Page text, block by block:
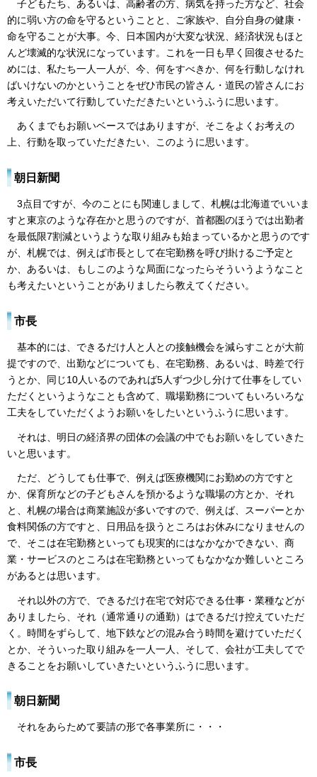
子どもたち、あるいは、高齢者の方、病気を持った方など、社会
的に弱い方の命を守るということと、ご家族や、自分自身の健康・
命を守ることが大事。今、日本国内が大変な状況、経済状況もほと
んど壊滅的な状況になっています。これを一日も早く回復させるた
めには、私たち一人一人が、今、何をすべきか、何を行動しなけれ
ばいけないのかということをぜひ市民の皆さん・道民の皆さんにお
考えいただいて行動していただきたいというふうに思います。
あくまでもお願いベースではありますが、そこをよくお考えの
上、行動を取っていただきたい、このように思います。
朝日新聞
3点目ですが、今のことにも関連しまして、札幌は北海道でいいま
すと東京のような存在かと思うのですが、首都圏のほうでは出勤者
を最低限7割減というような取り組みも始まっているかと思うのです
が、札幌では、例えば市長として在宅勤務を呼び掛けるご予定と
か、あるいは、もしこのような局面になったらそういうようなこと
も考えたいということがありましたら教えてください。
市長
基本的には、できるだけ人と人との接触機会を減らすことが大前
提ですので、出勤などについても、在宅勤務、あるいは、時差で行
うとか、同じ10人いるのであれば5人ずつ少し分けて仕事をしてい
ただくというようなことも含めて、職場勤務についてもいろいろな
工夫をしていただくようお願いをしたいというふうに思います。
それは、明日の経済界の団体の会議の中でもお願いをしていきた
いと思います。
ただ、どうしても仕事で、例えば医療機関にお勤めの方ですと
か、保育所などの子どもさんを預かるような職場の方とか、それ
と、札幌の場合は商業施設が多いですので、例えば、スーパーとか
食料関係の方ですと、日用品を扱うところはお休みになりませんの
で、そこは在宅勤務といっても現実的にはなかなかできない、商
業・サービスのところは在宅勤務といってもなかなか難しいところ
があるとは思います。
それ以外の方で、できるだけ在宅で対応できる仕事・業種などが
ありましたら、それ（通常通りの通勤）はできるだけ控えていただ
く。時間をずらして、地下鉄などの混み合う時間を避けていただく
とか、そういった取り組みを一人一人、そして、会社が工夫してで
きることをお願いしていきたいというふうに思います。
朝日新聞
それをあらためて要請の形で各事業所に・・・
市長